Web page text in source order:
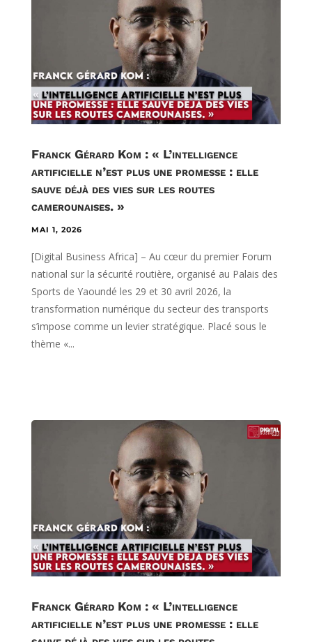
Franck Gérard Kom : « L’intelligence
artificielle n’est plus une promesse : elle
sauve déjà des vies sur les routes
camerounaises. »
MAI 1, 2026
[Digital Business Africa] – Au cœur du premier Forum
national sur la sécurité routière, organisé au Palais des
Sports de Yaoundé les 29 et 30 avril 2026, la
transformation numérique du secteur des transports
s’impose comme un levier stratégique. Placé sous le
thème «...
Franck Gérard Kom : « L’intelligence
artificielle n’est plus une promesse : elle